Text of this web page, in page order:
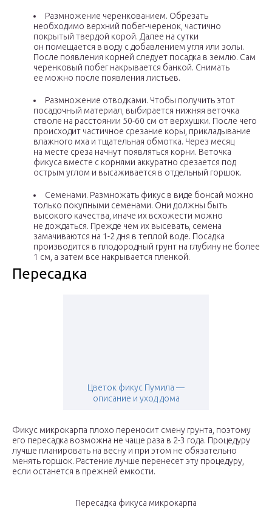
Размножение черенкованием. Обрезать
необходимо верхний побег-черенок, частично
покрытый твердой корой. Далее на сутки
он помещается в воду с добавлением угля или золы.
После появления корней следует посадка в землю. Сам
черенковый побег накрывается банкой. Снимать
ее можно после появления листьев.
Размножение отводками. Чтобы получить этот
посадочный материал, выбирается нижняя веточка
стволе на расстоянии 50-60 см от верхушки. После чего
происходит частичное срезание коры, прикладывание
влажного мха и тщательная обмотка. Через месяц
на месте среза начнут появляться корни. Веточка
фикуса вместе с корнями аккуратно срезается под
острым углом и высаживается в отдельный горшок.
Семенами. Размножать фикус в виде бонсай можно
только покупными семенами. Они должны быть
высокого качества, иначе их всхожести можно
не дождаться. Прежде чем их высевать, семена
замачиваются на 1-2 дня в теплой воде. Посадка
производится в плодородный грунт на глубину не более
1 см, а затем все накрывается пленкой.
Пересадка
Цветок фикус Пумила —
описание и уход дома
Фикус микрокарпа плохо переносит смену грунта, поэтому
его пересадка возможна не чаще раза в 2-3 года. Процедуру
лучше планировать на весну и при этом не обязательно
менять горшок. Растение лучше перенесет эту процедуру,
если останется в прежней емкости.
Пересадка фикуса микрокарпа